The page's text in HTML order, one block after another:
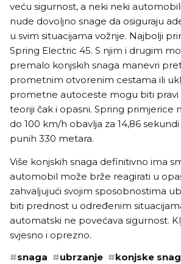
veću sigurnost, a neki neki
nude dovoljno snage da osiguraju
u svim situacijama vožnje. Najbolji
Spring Electric 45. S njim i drugim
premalo konjskih snaga manevri
prometnim otvorenim cestama ili
prometne autoceste mogu biti pravi
teoriji čak i opasni. Spring primjerice
do 100 km/h obavlja za 14,86
punih 330 metara.
Više konjskih snaga definitivno ima
automobil može brže reagirati u
zahvaljujući svojim sposobnostima
biti prednost u određenim
automatski ne povećava sigurnost.
svjesno i oprezno.
#snaga #ubrzanje #konjske